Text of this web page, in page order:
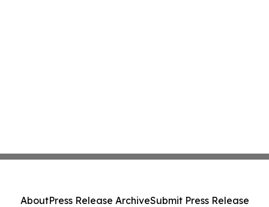
AboutPress Release ArchiveSubmit Press Release